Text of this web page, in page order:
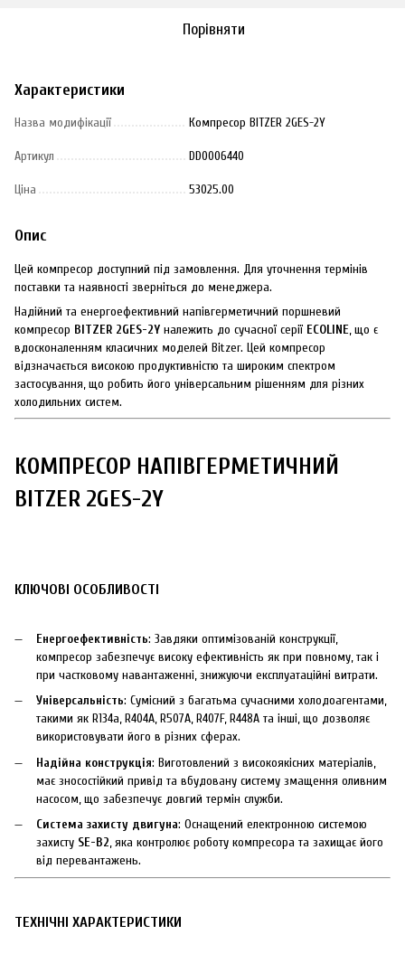
Порівняти
Характеристики
Назва модифікації Компресор BITZER 2GES-2Y
Артикул DD0006440
Ціна 53025.00
Опис
Цей компресор доступний під замовлення. Для уточнення термінів
поставки та наявності зверніться до менеджера.
Надійний та енергоефективний напівгерметичний поршневий
компресор BITZER 2GES-2Y належить до сучасної серії ECOLINE, що є
вдосконаленням класичних моделей Bitzer. Цей компресор
відзначається високою продуктивністю та широким спектром
застосування, що робить його універсальним рішенням для різних
холодильних систем.
КОМПРЕСОР НАПІВГЕРМЕТИЧНИЙ
BITZER 2GES-2Y
КЛЮЧОВІ ОСОБЛИВОСТІ
Енергоефективність: Завдяки оптимізованій конструкції,
компресор забезпечує високу ефективність як при повному, так і
при частковому навантаженні, знижуючи експлуатаційні витрати.
Універсальність: Сумісний з багатьма сучасними холодоагентами,
такими як R134a, R404A, R507A, R407F, R448A та інші, що дозволяє
використовувати його в різних сферах.
Надійна конструкція: Виготовлений з високоякісних матеріалів,
має зносостійкий привід та вбудовану систему змащення оливним
насосом, що забезпечує довгий термін служби.
Система захисту двигуна: Оснащений електронною системою
захисту SE-B2, яка контролює роботу компресора та захищає його
від перевантажень.
ТЕХНІЧНІ ХАРАКТЕРИСТИКИ